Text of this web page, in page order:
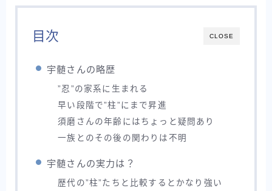
CLOSE
目次
宇髄さんの略歴
”忍”の家系に生まれる
早い段階で”柱”にまで昇進
須磨さんの年齢にはちょっと疑問あり
一族とのその後の関わりは不明
宇髄さんの実力は？
歴代の”柱”たちと比較するとかなり強い